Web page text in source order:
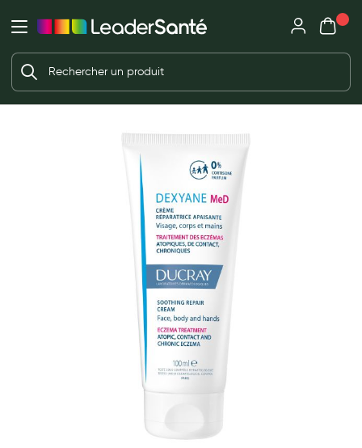
Ma Pharmacie LeaderSanté
Ouvrir l'application
Ouvrir
Mon
Votre panier est vide
Beauté et soin
Dentifrices et bains de bouche
Brosses à dents et accessoires dentaires
Crème solaire - Visage et corps